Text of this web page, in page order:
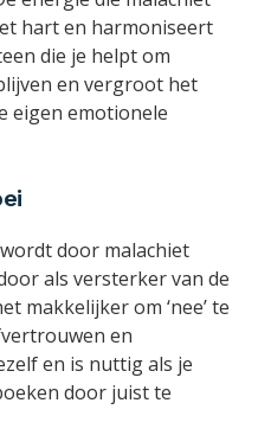
hart en harmoniseert
die je helpt om
en vergroot het
eigen emotionele
door malachiet
als versterker van de
makkelijker om ‘nee’ te
en
en is nuttig als je
door juist te